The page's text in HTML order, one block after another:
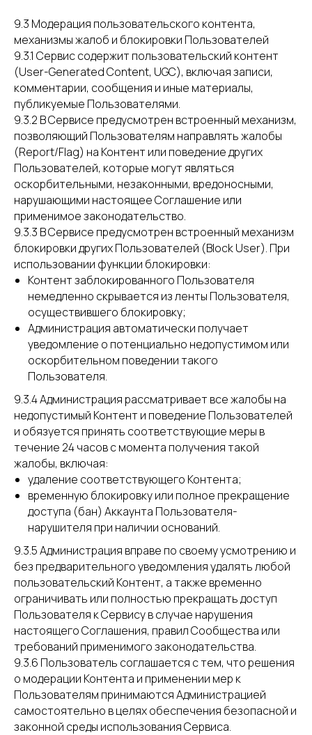
9.3 Модерация пользовательского контента,
механизмы жалоб и блокировки Пользователей
9.3.1 Сервис содержит пользовательский контент
(User-Generated Content, UGC), включая записи,
комментарии, сообщения и иные материалы,
публикуемые Пользователями.
9.3.2 В Сервисе предусмотрен встроенный механизм,
позволяющий Пользователям направлять жалобы
(Report/Flag) на Контент или поведение других
Пользователей, которые могут являться
оскорбительными, незаконными, вредоносными,
нарушающими настоящее Соглашение или
применимое законодательство.
9.3.3 В Сервисе предусмотрен встроенный механизм
блокировки других Пользователей (Block User). При
использовании функции блокировки:
Контент заблокированного Пользователя
немедленно скрывается из ленты Пользователя,
осуществившего блокировку;
Администрация автоматически получает
уведомление о потенциально недопустимом или
оскорбительном поведении такого
Пользователя.
9.3.4 Администрация рассматривает все жалобы на
недопустимый Контент и поведение Пользователей
и обязуется принять соответствующие меры в
течение 24 часов с момента получения такой
жалобы, включая:
удаление соответствующего Контента;
временную блокировку или полное прекращение
доступа (бан) Аккаунта Пользователя-
нарушителя при наличии оснований.
9.3.5 Администрация вправе по своему усмотрению и
без предварительного уведомления удалять любой
пользовательский Контент, а также временно
ограничивать или полностью прекращать доступ
Пользователя к Сервису в случае нарушения
настоящего Соглашения, правил Сообщества или
требований применимого законодательства.
9.3.6 Пользователь соглашается с тем, что решения
о модерации Контента и применении мер к
Пользователям принимаются Администрацией
самостоятельно в целях обеспечения безопасной и
законной среды использования Сервиса.